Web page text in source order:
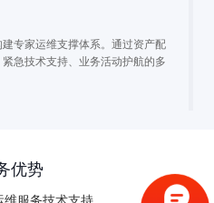
专家运维支撑体系。通过资产配
急技术支持、业务活动护航的多
优势